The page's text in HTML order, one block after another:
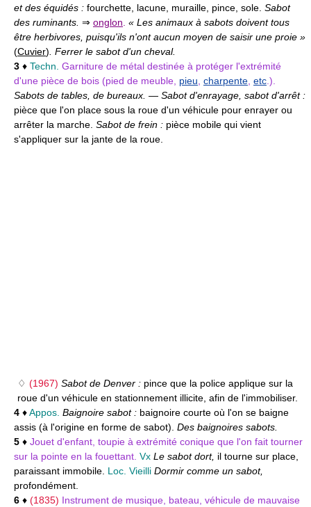
et des équidés : fourchette, lacune, muraille, pince, sole. Sabot
des ruminants. ⇒ onglon. « Les animaux à sabots doivent tous
être herbivores, puisqu'ils n'ont aucun moyen de saisir une proie »
(Cuvier). Ferrer le sabot d'un cheval.
3 ♦ Techn. Garniture de métal destinée à protéger l'extrémité
d'une pièce de bois (pied de meuble, pieu, charpente, etc.).
Sabots de tables, de bureaux. — Sabot d'enrayage, sabot d'arrêt :
pièce que l'on place sous la roue d'un véhicule pour enrayer ou
arrêter la marche. Sabot de frein : pièce mobile qui vient
s'appliquer sur la jante de la roue.
♢ (1967) Sabot de Denver : pince que la police applique sur la
roue d'un véhicule en stationnement illicite, afin de l'immobiliser.
4 ♦Appos. Baignoire sabot : baignoire courte où l'on se baigne
assis (à l'origine en forme de sabot). Des baignoires sabots.
5 ♦ Jouet d'enfant, toupie à extrémité conique que l'on fait tourner
sur la pointe en la fouettant. Vx Le sabot dort, il tourne sur place,
paraissant immobile. Loc. Vieilli Dormir comme un sabot,
profondément.
6 ♦ (1835) Instrument de musique, bateau, véhicule de mauvaise